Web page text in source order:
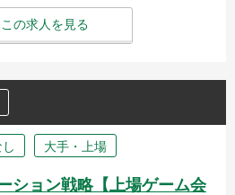
この求人を見る
大手・上場
ション戦略【上場ゲーム会